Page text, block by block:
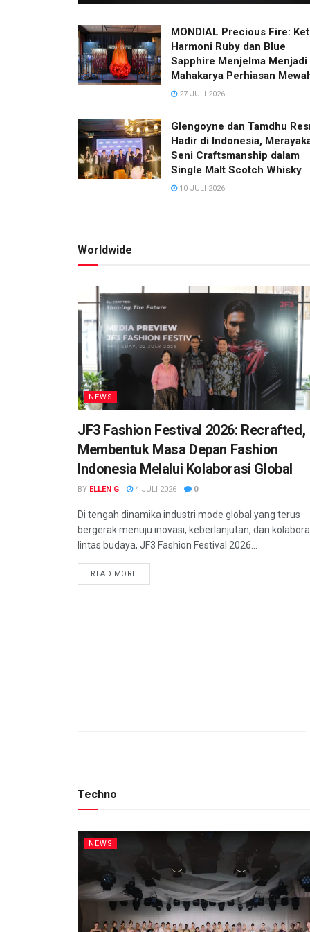
MONDIAL Precious Fire:
Harmoni Ruby dan Blue
Sapphire Menjelma Menjadi
Mahakarya Perhiasan
27 JULI 2026
Glengoyne dan Tamdhu
Hadir di Indonesia,
Seni Craftsmanship dalam
Single Malt Scotch Whisky
10 JULI 2026
Worldwide
NEWS
JF3 Fashion Festival 2026: Recrafted,
Membentuk Masa Depan Fashion
Indonesia Melalui Kolaborasi Global
BY ELLEN G 4 JULI 2026 0
Di tengah dinamika industri mode global yang terus
bergerak menuju inovasi, keberlanjutan, dan
lintas budaya, JF3 Fashion Festival 2026...
READ MORE
Techno
NEWS